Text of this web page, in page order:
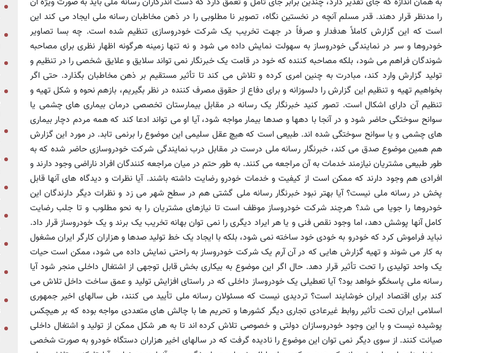
را مدنظر قرار دهند. قدر مسلم آنچه در نخستین نگاه، تصویر نا مطلوبی را در ذهن مخاطبان رسانه ملی ایجاد می کند این
است که این گزارش کاملاً هدفدار و صرفاً در جهت تخریب یک شرکت خودروسازی تنظیم شده است. چه بسا تصاویر
خودروها و سر در نمایندگی خودروساز به سهولت نمایش داده می شود و نه تنها زمینه هرگونه اظهار نظری برای مصاحبه
شوندگان فراهم می شود، بلکه مصاحبه کننده که خود در قامت یک خبرنگار نمی تواند سلایق و علایق شخصی را در تنظیم و
تولید گزارش وارد کند، مبادرت به چنین امری کرده و تلاش می کند تا تأثیر مستقیم بر ذهن مخاطبان بگذارد. حتی اگر
بخواهیم تهیه و تنظیم این گزارش را دلسوزانه و برای دفاع از حقوق مصرف کننده در نظر بگیریم، بازهم نحوه و شکل تهیه و
تنظیم آن دارای اشکال است. تصور کنید خبرنگار یک رسانه در مقابل بیمارستان تخصصی درمان بیماری های چشمی یا
سوانح سوختگی حاضر شود و در آنجا با دهها و صدها بیمار مواجه شود، آیا او می تواند ادعا کند که همه مردم دچار بیماری
های چشمی و یا سوانح سوختگی شده اند. طبیعی است که هیچ عقل سلیمی این موضوع را برنمی تابد. در مورد این گزارش
هم همین موضوع صدق می کند، خبرنگار رسانه ملی درست در مقابل درب نمایندگی شرکت خودروسازی حاضر شده که به
طور طبیعی مشتریان نیازمند خدمات به آن مراجعه می کنند. به طور حتم در میان مراجعه کنندگان افراد ناراضی وجود دارند و
افرادی هم وجود دارند که ممکن است از کیفیت و خدمات خودرو رضایت داشته باشند. آیا نظرات و دیدگاه های آنها قابل
پخش در رسانه ملی نیست؟ آیا بهتر نبود خبرنگار رسانه ملی گشتی هم در سطح شهر می زد و نظرات دیگر دارندگان این
خودروها را جویا می شد؟ هرچند شرکت خودروساز موظف است تا نیازهای مشتریان را به نحو مطلوب و تا جلب رضایت
کامل آنها پوشش دهد، اما وجود نقص فنی و یا هر ایراد دیگری را نمی توان بهانه تخریب یک برند و یک خودروساز قرار داد.
نباید فراموش کرد که خودرو به خودی خود ساخته نمی شود، بلکه با ایجاد یک خط تولید صدها و هزاران کارگر ایران مشغول
به کار می شوند و تهیه گزارش هایی که در آن آرم یک شرکت خودروساز به راحتی نمایش داده می شود، ممکن است حیات
یک واحد تولیدی را تحت تأثیر قرار دهد. حال اگر این موضوع به بیکاری بخش قابل توجهی از اشتغال داخلی منجر شود آیا
رسانه ملی پاسخگو خواهد بود؟ آیا تعطیلی یک خودروساز داخلی که در راستای افزایش تولید و عمق ساخت داخل تلاش می
کند برای اقتصاد ایران خوشایند است؟ تردیدی نیست که مسئولان رسانه ملی تأیید می کنند، طی سالهای اخیر جمهوری
اسلامی ایران تحت تأثیر روابط غیرعادی تجاری دیگر کشورها و تحریم ها با چالش های متعددی مواجه بوده که بر هیچکس
پوشیده نیست و با این وجود خودروسازان دولتی و خصوصی تلاش کرده اند تا به هر شکل ممکن از تولید و اشتغال داخلی
صیانت کنند. از سوی دیگر نمی توان این موضوع را نادیده گرفت که در سالهای اخیر هزاران دستگاه خودرو به صورت شخصی